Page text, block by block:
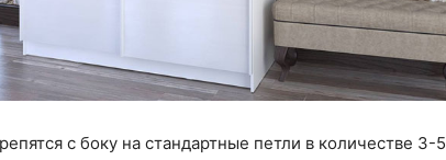
с боку на стандартные петли в количестве 3-5